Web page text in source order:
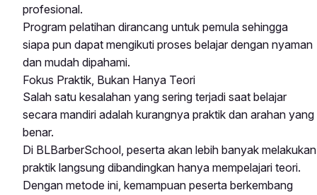
profesional.
Program pelatihan dirancang untuk pemula sehingga
siapa pun dapat mengikuti proses belajar dengan nyaman
dan mudah dipahami.
Fokus Praktik, Bukan Hanya Teori
Salah satu kesalahan yang sering terjadi saat belajar
secara mandiri adalah kurangnya praktik dan arahan yang
benar.
Di BLBarberSchool, peserta akan lebih banyak melakukan
praktik langsung dibandingkan hanya mempelajari teori.
Dengan metode ini, kemampuan peserta berkembang